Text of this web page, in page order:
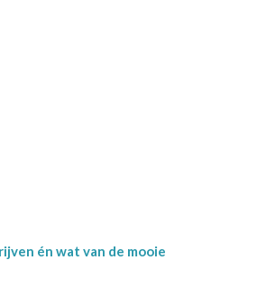
én wat van de mooie